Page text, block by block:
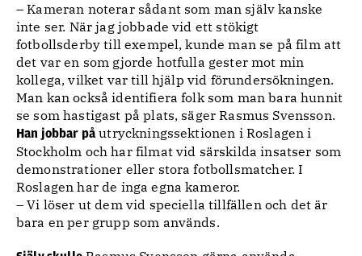
– Kameran noterar sådant som man själv kanske
inte ser. När jag jobbade vid ett stökigt
fotbollsderby till exempel, kunde man se på film att
det var en som gjorde hotfulla gester mot min
kollega, vilket var till hjälp vid förundersökningen.
Man kan också identifiera folk som man bara hunnit
se som hastigast på plats, säger Rasmus Svensson.
Han jobbar påutryckningssektionen i Roslagen i
Stockholm och har filmat vid särskilda insatser som
demonstrationer eller stora fotbollsmatcher. I
Roslagen har de inga egna kameror.
– Vi löser ut dem vid speciella tillfällen och det är
bara en per grupp som används.